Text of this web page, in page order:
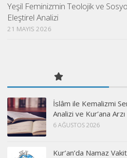
Yeşil Feminizmin Teolojik ve
Eleştirel Analizi
21 MAYIS 2026
İslâm ile Kemalizmi
Analizi ve Kur’ana Arzı
6 AĞUSTOS 2026
Kur’an’da Namaz